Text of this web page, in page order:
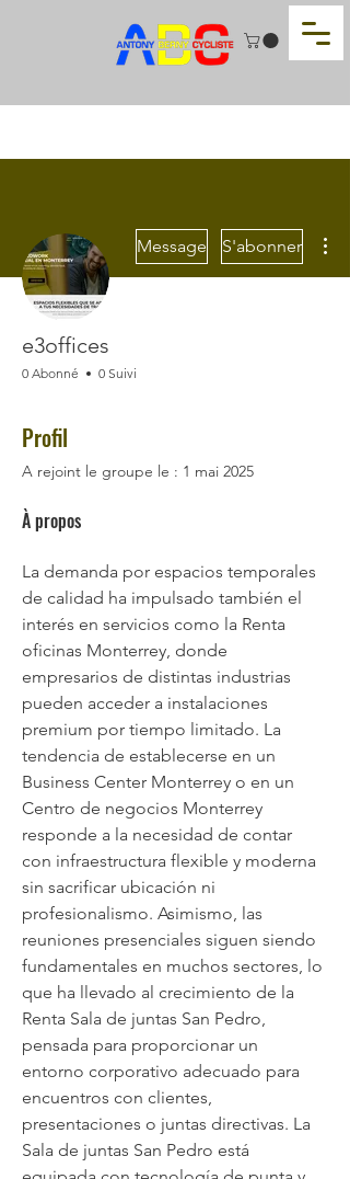
Message S'abonner
e3offices
0 Abonné 0 Suivi
Profil
A rejoint le groupe le : 1 mai 2025
À propos
La demanda por espacios temporales
de calidad ha impulsado también el
interés en servicios como la Renta
oficinas Monterrey, donde
empresarios de distintas industrias
pueden acceder a instalaciones
premium por tiempo limitado. La
tendencia de establecerse en un
Business Center Monterrey o en un
Centro de negocios Monterrey
responde a la necesidad de contar
con infraestructura flexible y moderna
sin sacrificar ubicación ni
profesionalismo. Asimismo, las
reuniones presenciales siguen siendo
fundamentales en muchos sectores, lo
que ha llevado al crecimiento de la
Renta Sala de juntas San Pedro,
pensada para proporcionar un
entorno corporativo adecuado para
encuentros con clientes,
presentaciones o juntas directivas. La
Sala de juntas San Pedro está